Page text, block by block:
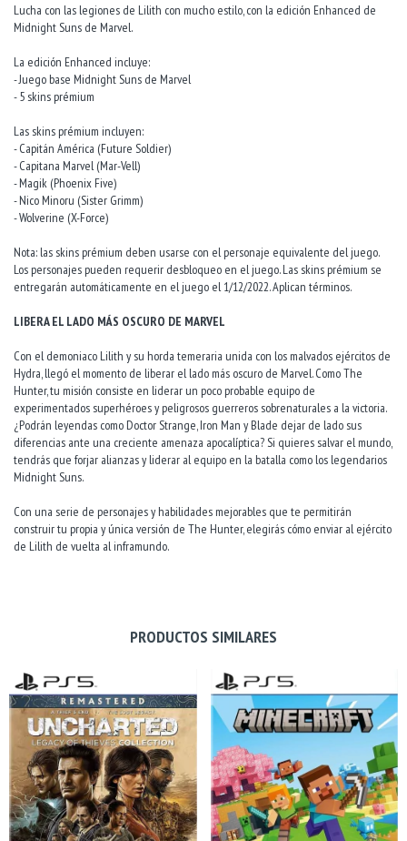
Lucha con las legiones de Lilith con mucho estilo, con la edición Enhanced de
Midnight Suns de Marvel.
La edición Enhanced incluye:
- Juego base Midnight Suns de Marvel
- 5 skins prémium
Las skins prémium incluyen:
- Capitán América (Future Soldier)
- Capitana Marvel (Mar-Vell)
- Magik (Phoenix Five)
- Nico Minoru (Sister Grimm)
- Wolverine (X-Force)
Nota: las skins prémium deben usarse con el personaje equivalente del juego.
Los personajes pueden requerir desbloqueo en el juego. Las skins prémium se
entregarán automáticamente en el juego el 1/12/2022. Aplican términos.
LIBERA EL LADO MÁS OSCURO DE MARVEL
Con el demoniaco Lilith y su horda temeraria unida con los malvados ejércitos de
Hydra, llegó el momento de liberar el lado más oscuro de Marvel. Como The
Hunter, tu misión consiste en liderar un poco probable equipo de
experimentados superhéroes y peligrosos guerreros sobrenaturales a la victoria.
¿Podrán leyendas como Doctor Strange, Iron Man y Blade dejar de lado sus
diferencias ante una creciente amenaza apocalíptica? Si quieres salvar el mundo,
tendrás que forjar alianzas y liderar al equipo en la batalla como los legendarios
Midnight Suns.
Con una serie de personajes y habilidades mejorables que te permitirán
construir tu propia y única versión de The Hunter, elegirás cómo enviar al ejército
de Lilith de vuelta al inframundo.
PRODUCTOS SIMILARES